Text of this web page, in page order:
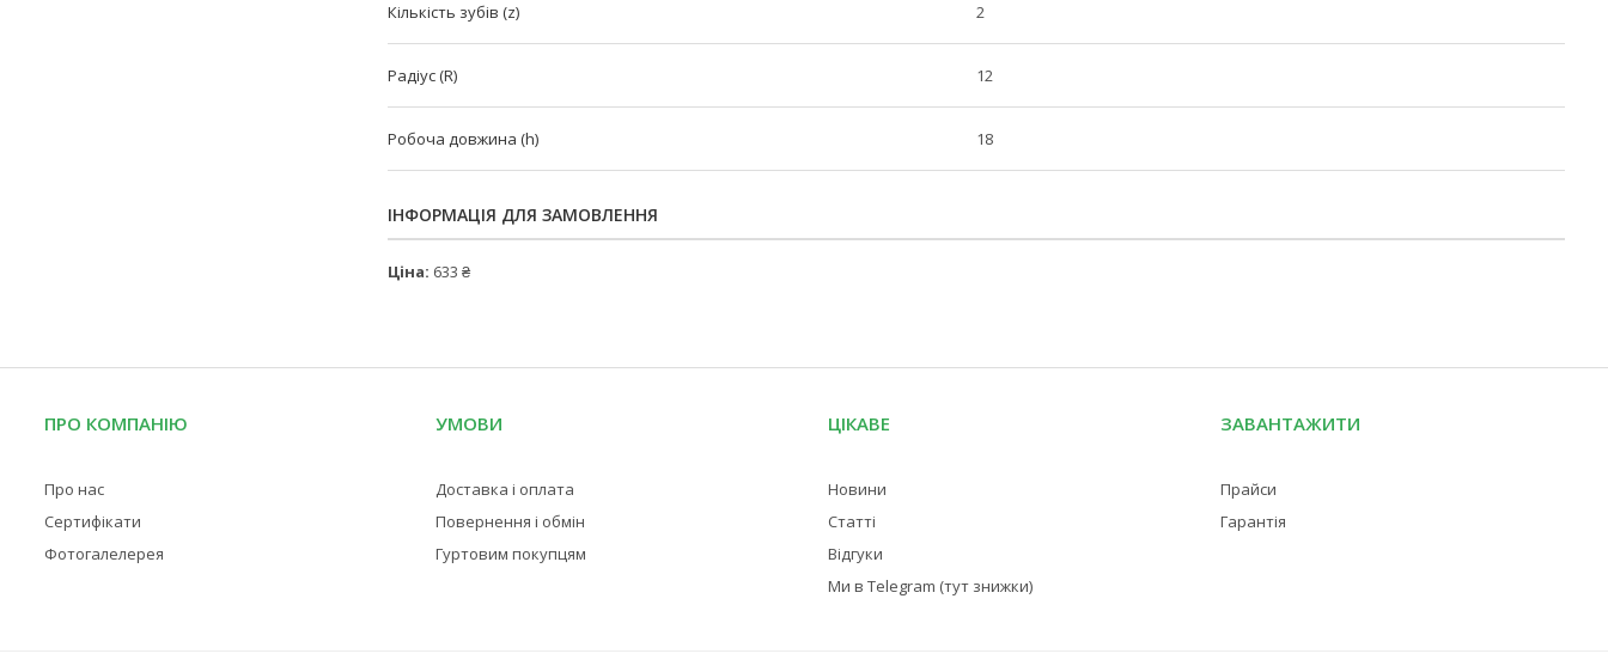
Кількість зубів (z) 2
Радіус (R) 12
Робоча довжина (h) 18
ІНФОРМАЦІЯ ДЛЯ ЗАМОВЛЕННЯ
Ціна: 633 ₴
ПРО КОМПАНІЮ
Про нас
Сертифікати
Фотогалелерея
УМОВИ
Доставка і оплата
Повернення і обмін
Гуртовим покупцям
ЦІКАВЕ
Новини
Статті
Відгуки
Ми в Telegram (тут знижки)
ЗАВАНТАЖИТИ
Прайси
Гарантія